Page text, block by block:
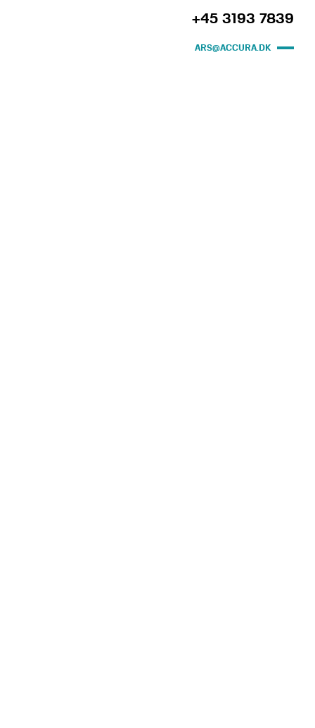
+45 3193 7839
ARS@ACCURA.DK